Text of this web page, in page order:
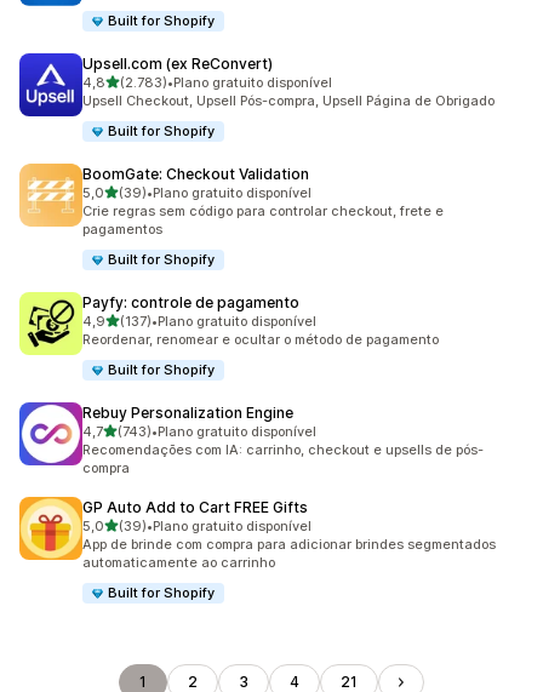
Built for Shopify
Upsell.com (ex ReConvert)
4,8de 5 estrelas
(2.783)
2783 avaliações ao todo
•Plano gratuito disponível
Upsell Checkout, Upsell Pós-compra, Upsell Página de Obrigado
Built for Shopify
BoomGate: Checkout Validation
5,0de 5 estrelas
(39)
39 avaliações ao todo
•Plano gratuito disponível
Crie regras sem código para controlar checkout, frete e
pagamentos
Built for Shopify
Payfy: controle de pagamento
4,9de 5 estrelas
(137)
137 avaliações ao todo
•Plano gratuito disponível
Reordenar, renomear e ocultar o método de pagamento
Built for Shopify
Rebuy Personalization Engine
4,7de 5 estrelas
(743)
743 avaliações ao todo
•Plano gratuito disponível
Recomendações com IA: carrinho, checkout e upsells de pós-
compra
GP Auto Add to Cart FREE Gifts
5,0de 5 estrelas
(39)
39 avaliações ao todo
•Plano gratuito disponível
App de brinde com compra para adicionar brindes segmentados
automaticamente ao carrinho
Built for Shopify
1 2 3 4 21